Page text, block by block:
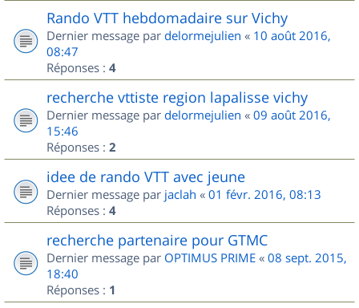
Rando VTT hebdomadaire sur Vichy
Dernier message par delormejulien « 10 août 2016,
08:47
Réponses : 4
recherche vttiste region lapalisse vichy
Dernier message par delormejulien « 09 août 2016,
15:46
Réponses : 2
idee de rando VTT avec jeune
Dernier message par jaclah « 01 févr. 2016, 08:13
Réponses : 4
recherche partenaire pour GTMC
Dernier message par OPTIMUS PRIME « 08 sept. 2015,
18:40
Réponses : 1